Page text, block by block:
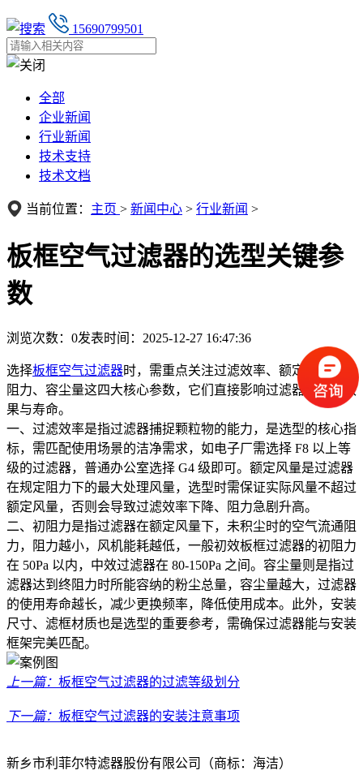
15690799501
全部
企业新闻
行业新闻
技术支持
技术文档
当前位置： 主页 > 新闻中心 > 行业新闻 >
板框空气过滤器的选型关键参
数
浏览次数： 0发表时间：2025-12-27 16:47:36
选择板框空气过滤器时，需重点关注过滤效率、额定风量、初
阻力、容尘量这四大核心参数，它们直接影响过滤器的使用效
果与寿命。
一、过滤效率是指过滤器捕捉颗粒物的能力，是选型的核心指
标，需匹配使用场景的洁净需求，如电子厂需选择 F8 以上等
级的过滤器，普通办公室选择 G4 级即可。额定风量是过滤器
在规定阻力下的最大处理风量，选型时需保证实际风量不超过
额定风量，否则会导致过滤效率下降、阻力急剧升高。
二、初阻力是指过滤器在额定风量下，未积尘时的空气流通阻
力，阻力越小，风机能耗越低，一般初效板框过滤器的初阻力
在 50Pa 以内，中效过滤器在 80-150Pa 之间。容尘量则是指过
滤器达到终阻力时所能容纳的粉尘总量，容尘量越大，过滤器
的使用寿命越长，减少更换频率，降低使用成本。此外，安装
尺寸、滤框材质也是选型的重要参考，需确保过滤器能与安装
框架完美匹配。
上一篇： 板框空气过滤器的过滤等级划分
下一篇： 板框空气过滤器的安装注意事项
新乡市利菲尔特滤器股份有限公司（商标：海洁）